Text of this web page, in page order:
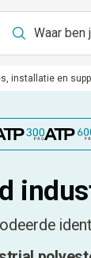
installatie en